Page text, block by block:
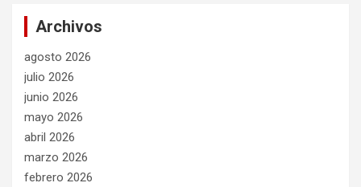
Archivos
agosto 2026
julio 2026
junio 2026
mayo 2026
abril 2026
marzo 2026
febrero 2026